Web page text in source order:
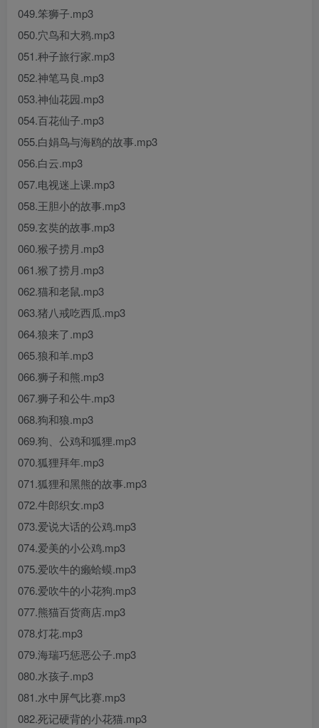
049.笨狮子.mp3
050.穴鸟和大鸦.mp3
051.种子旅行家.mp3
052.神笔马良.mp3
053.神仙花园.mp3
054.百花仙子.mp3
055.白娟鸟与海鸥的故事.mp3
056.白云.mp3
057.电视迷上课.mp3
058.王胆小的故事.mp3
059.玄奘的故事.mp3
060.猴子捞月.mp3
061.猴了捞月.mp3
062.猫和老鼠.mp3
063.猪八戒吃西瓜.mp3
064.狼来了.mp3
065.狼和羊.mp3
066.狮子和熊.mp3
067.狮子和公牛.mp3
068.狗和狼.mp3
069.狗、公鸡和狐狸.mp3
070.狐狸拜年.mp3
071.狐狸和黑熊的故事.mp3
072.牛郎织女.mp3
073.爱说大话的公鸡.mp3
074.爱美的小公鸡.mp3
075.爱吹牛的癞蛤蟆.mp3
076.爱吹牛的小花狗.mp3
077.熊猫百货商店.mp3
078.灯花.mp3
079.海瑞巧惩恶公子.mp3
080.水孩子.mp3
081.水中屏气比赛.mp3
082.死记硬背的小花猫.mp3